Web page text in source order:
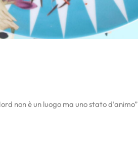
non è un luogo ma uno stato d’animo”